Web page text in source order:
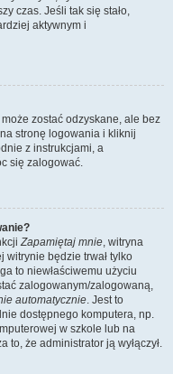
czas. Jeśli tak się stało,
aktywnym i
zostać odzyskane, ale bez
stronę logowania i kliknij
z instrukcjami, a
się zalogować.
Zapamiętaj mnie, witryna
witrynie będzie trwał tylko
to niewłaściwemu użyciu
zalogowanym/zalogowaną,
automatycznie. Jest to
dostępnego komputera, np.
w szkole lub na
to, że administrator ją wyłączył.